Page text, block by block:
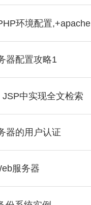
环境配置,+apache
器配置攻略1
中实现全文检索
器的用户认证
服务器